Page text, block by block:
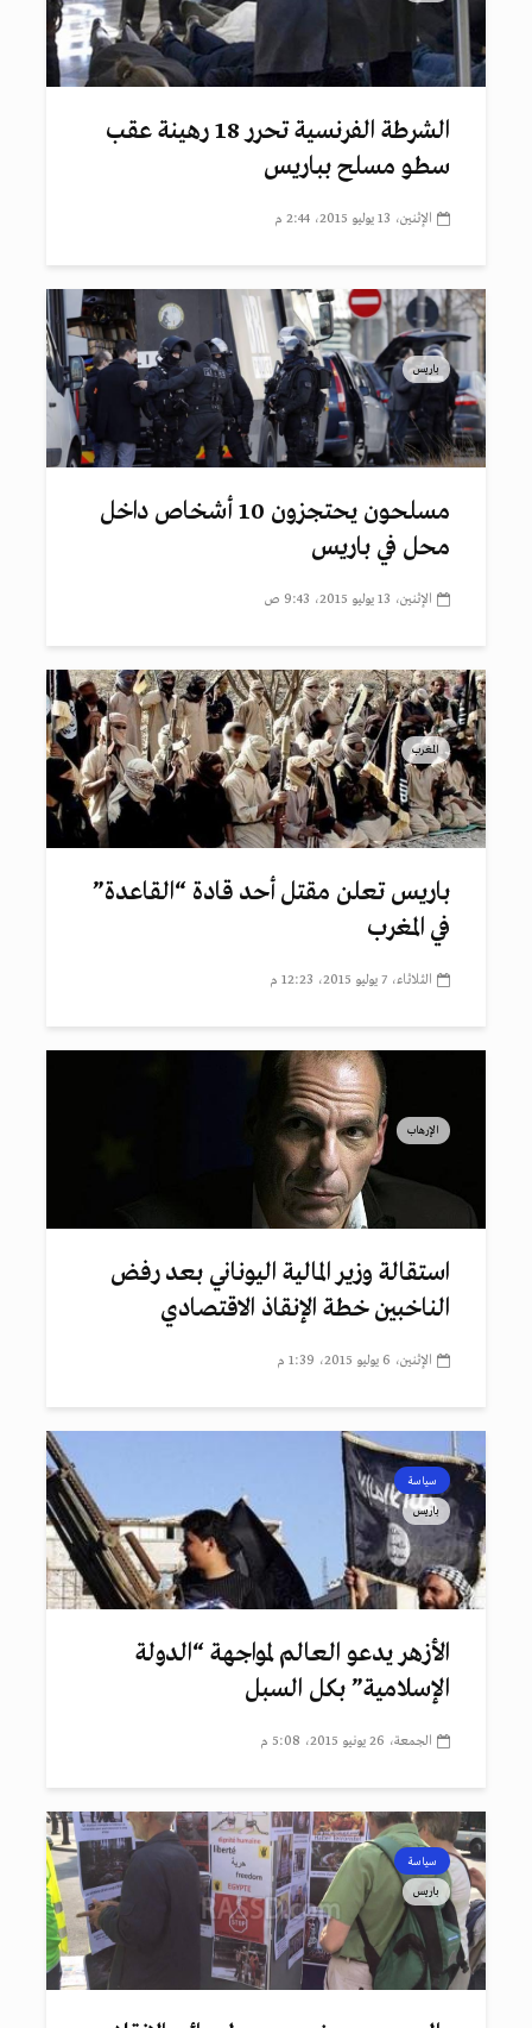
الشرطة الفرنسية تحرر 18 رهينة عقب
سطو مسلح بباريس
الإثنين، 13 يوليو 2015، 2:44 م
باريس
مسلحون يحتجزون 10 أشخاص داخل
محل في باريس
الإثنين، 13 يوليو 2015، 9:43 ص
المغرب
باريس تعلن مقتل أحد قادة “القاعدة”
في المغرب
الثلاثاء، 7 يوليو 2015، 12:23 م
الإرهاب
استقالة وزير المالية اليوناني بعد رفض
الناخبين خطة الإنقاذ الاقتصادي
الإثنين، 6 يوليو 2015، 1:39 م
سياسة
باريس
الأزهر يدعو العالم لمواجهة “الدولة
الإسلامية” بكل السبل
الجمعة، 26 يونيو 2015، 5:08 م
سياسة
باريس